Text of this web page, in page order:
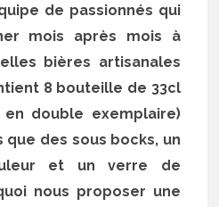
de passionnés qui
mois après mois à
bières artisanales
8 bouteille de 33cl
double exemplaire)
des sous bocks, un
et un verre de
nous proposer une